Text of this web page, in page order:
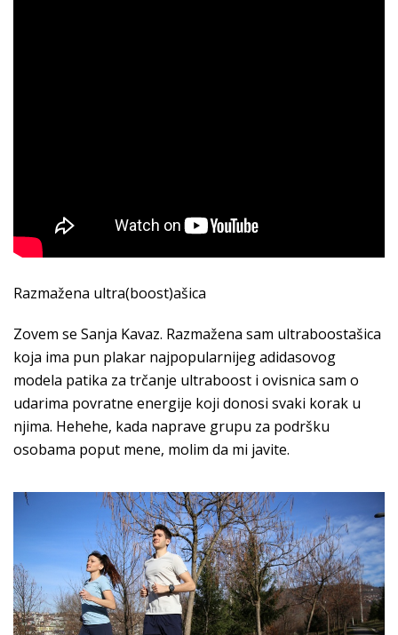
Razmažena ultra(boost)ašica
Zovem se Sanja Kavaz. Razmažena sam ultraboostašica
koja ima pun plakar najpopularnijeg adidasovog
modela patika za trčanje ultraboost i ovisnica sam o
udarima povratne energije koji donosi svaki korak u
njima. Hehehe, kada naprave grupu za podršku
osobama poput mene, molim da mi javite.